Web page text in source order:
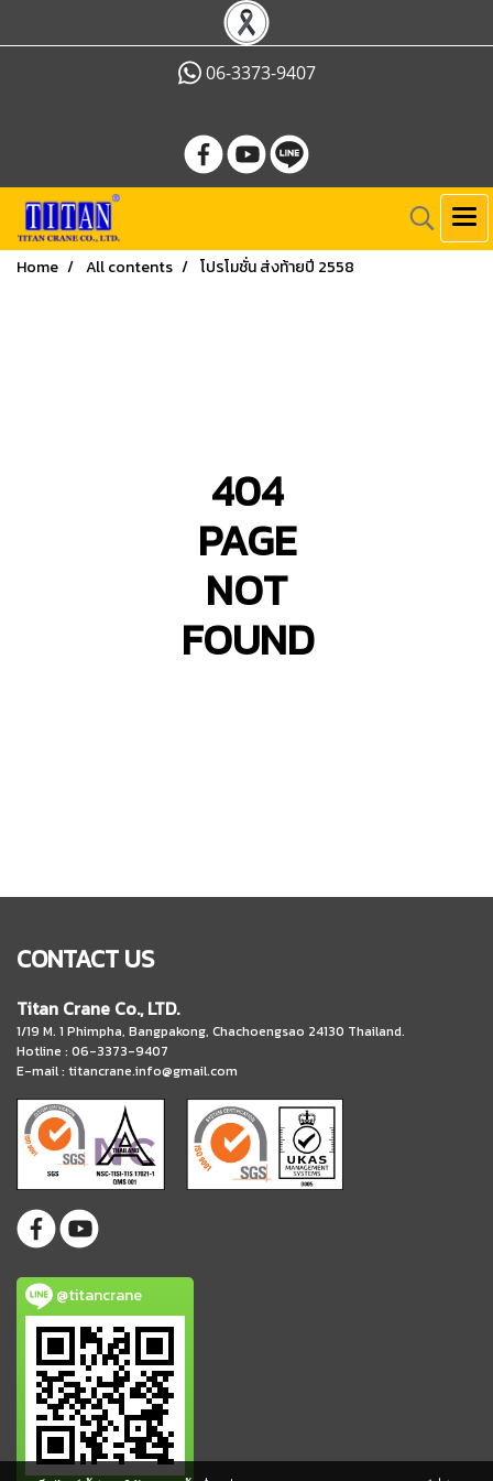
06-3373-9407
Home All contents โปรโมชั่น ส่งท้ายปี 2558
404
PAGE
NOT
FOUND
CONTACT US
Titan Crane Co., LTD.
1/19 M. 1 Phimpha, Bangpakong, Chachoengsao 24130 Thailand.
Hotline : 06-3373-9407
E-mail : titancrane.info@gmail.com
@titancrane